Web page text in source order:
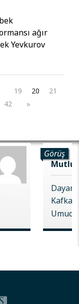
ağır
Yevkurov
19 20
21
42 »
Görüş
Mutlu
Kafkas
Umudu